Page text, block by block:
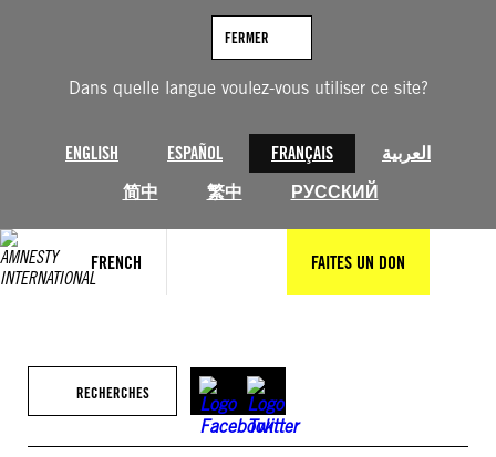
Dans quelle langue voulez-vous utiliser ce site?
ENGLISH ESPAÑOL FRANÇAIS
العربية
简中
繁中 РУССКИЙ
FERMER
FRENCH FAITES UN DON
RECHERCHES